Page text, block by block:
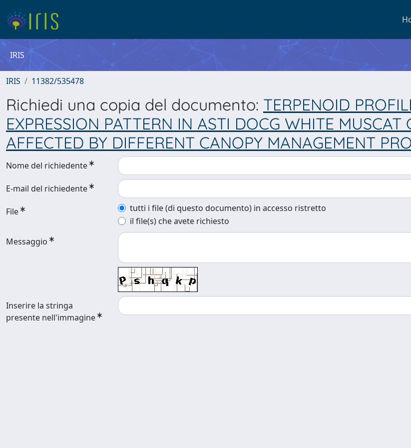
IRIS
IRIS 11382/535478
Richiedi una copia del documento: TERPENOID
EXPRESSION PATTERN IN ASTI DOCG WHITE MUSCAT
AFFECTED BY DIFFERENT CANOPY MANAGEMENT
Nome del richiedente
E-mail del richiedente
File
tutti i file (di questo documento) in accesso ristretto
il file(s) che avete richiesto
Messaggio
Inserire la stringa
presente nell'immagine